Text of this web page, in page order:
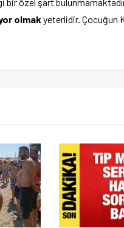
olmak yeterlidir. Çocuğun